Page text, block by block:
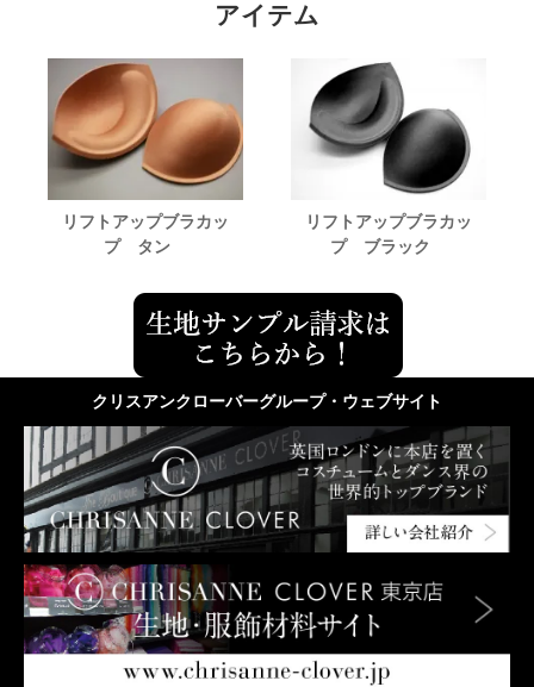
アイテム
リフトアップブラカッ
プ タン
リフトアップブラカッ
プ ブラック
クリスアンクローバーグループ・ウェブサイト